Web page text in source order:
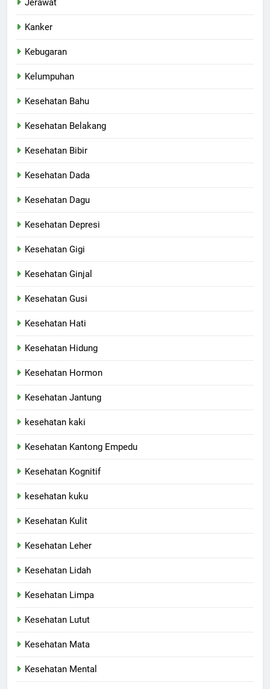
Jerawat
Kanker
Kebugaran
Kelumpuhan
Kesehatan Bahu
Kesehatan Belakang
Kesehatan Bibir
Kesehatan Dada
Kesehatan Dagu
Kesehatan Depresi
Kesehatan Gigi
Kesehatan Ginjal
Kesehatan Gusi
Kesehatan Hati
Kesehatan Hidung
Kesehatan Hormon
Kesehatan Jantung
kesehatan kaki
Kesehatan Kantong Empedu
Kesehatan Kognitif
kesehatan kuku
Kesehatan Kulit
Kesehatan Leher
Kesehatan Lidah
Kesehatan Limpa
Kesehatan Lutut
Kesehatan Mata
Kesehatan Mental